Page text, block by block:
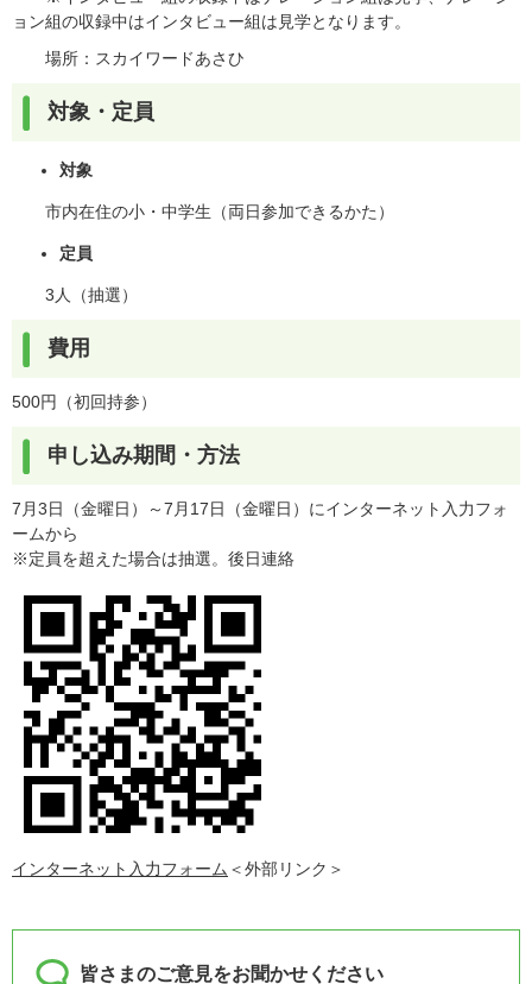
ョン組の収録中はインタビュー組は見学となります。
​場所：スカイワードあさひ
対象・定員
対象
市内在住の小・中学生（両日参加できるかた）
定員
3人（抽選）
費用
500円（初回持参）
申し込み期間・方法
7月3日（金曜日）～7月17日（金曜日）にインターネット入力フォ
ームから
※定員を超えた場合は抽選。後日連絡
インターネット入力フォーム ＜外部リンク＞
皆さまのご意見をお聞かせください